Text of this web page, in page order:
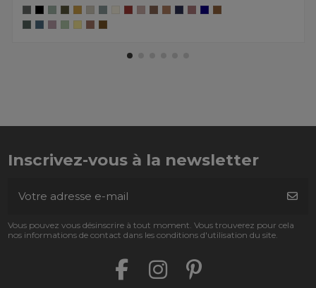
Inscrivez-vous à la newsletter
Vous pouvez vous désinscrire à tout moment. Vous trouverez pour cela
nos informations de contact dans les conditions d'utilisation du site.